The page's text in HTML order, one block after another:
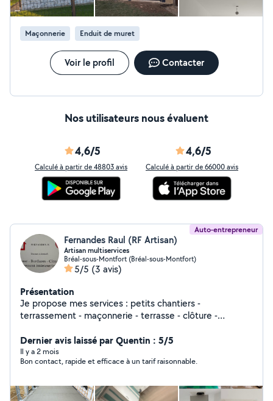
Maçonnerie Enduit de muret
Voir le profil Contacter
Nos utilisateurs nous évaluent
4,6/5
Calculé à partir de 48803 avis
4,6/5
Calculé à partir de 66000 avis
Auto-entrepreneur
Fernandes Raul (RF Artisan)
Artisan multiservices
Bréal-sous-Montfort (Bréal-sous-Montfort)
5/5 (3 avis)
Présentation
Je propose mes services : petits chantiers -
terrassement - maçonnerie - terrasse - clôture -
peux étudier toutes demandes. Chef de chantier dans
une grosse entreprise de bâtiment gros œuvre
actuellement. Je suis minutieux - travail proprement et
pour me joindre plus facilement.
Dernier avis laissé par Quentin : 5/5
Il y a 2 mois
Bon contact, rapide et efficace à un tarif raisonnable.